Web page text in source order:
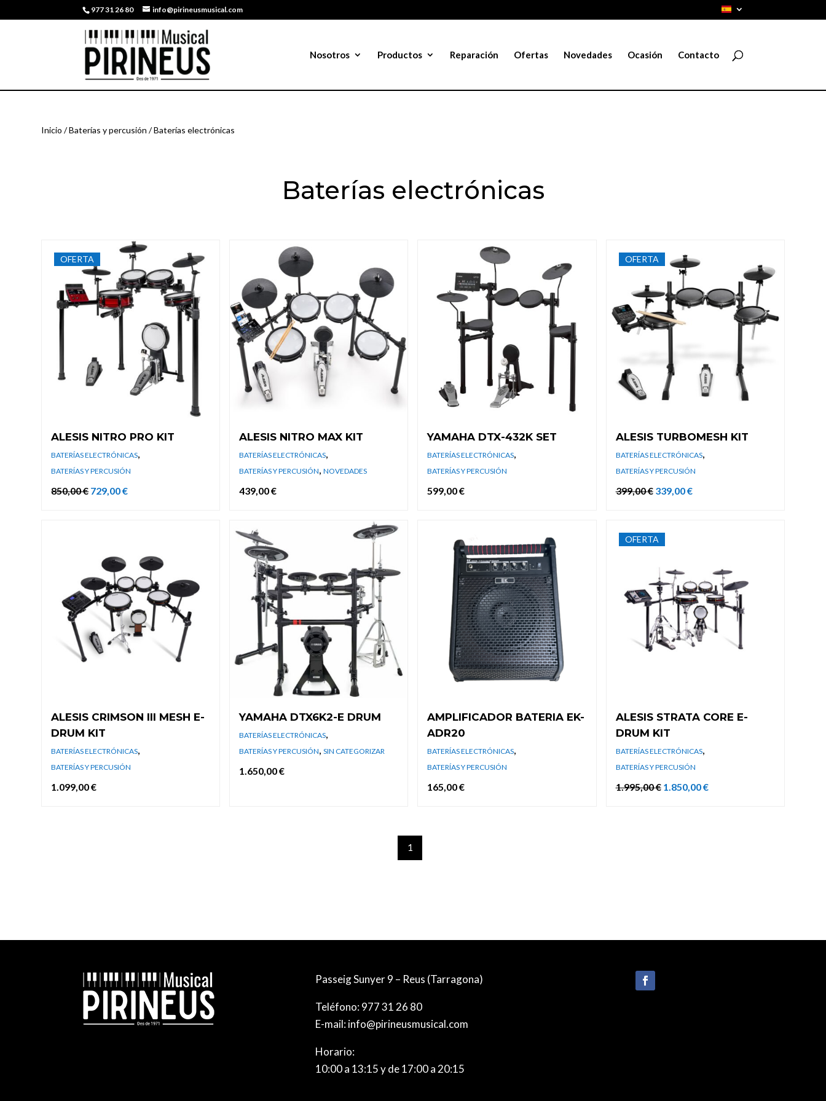
977 31 26 80 info@pirineusmusical.com
Nosotros Productos Reparación Ofertas Novedades Ocasión Contacto
Inicio /Baterías y percusión / Baterías electrónicas
Baterías electrónicas
OFERTA
ALESIS NITRO PRO KIT
BATERÍAS ELECTRÓNICAS,
BATERÍAS Y PERCUSIÓN
850,00€El
precio
729,00€El
ALESIS NITRO MAX KIT
BATERÍAS ELECTRÓNICAS,
BATERÍAS Y PERCUSIÓN,NOVEDADES
439,00€
YAMAHA DTX-432K SET
BATERÍAS ELECTRÓNICAS,
BATERÍAS Y PERCUSIÓN
599,00€
OFERTA
ALESIS TURBOMESH KIT
BATERÍAS ELECTRÓNICAS,
BATERÍAS Y PERCUSIÓN
399,00€ El
precio
339,00€El
ALESIS CRIMSON III MESH E-
DRUM KIT
BATERÍAS ELECTRÓNICAS,
BATERÍAS Y PERCUSIÓN
1.099,00€
YAMAHA DTX6K2-E DRUM
BATERÍAS ELECTRÓNICAS,
BATERÍAS Y PERCUSIÓN,SIN CATEGORIZAR
1.650,00€
AMPLIFICADOR BATERIA EK-
ADR20
BATERÍAS ELECTRÓNICAS,
BATERÍAS Y PERCUSIÓN
165,00€
OFERTA
ALESIS STRATA CORE E-
DRUM KIT
BATERÍAS ELECTRÓNICAS,
BATERÍAS Y PERCUSIÓN
1.995,00€ El
precio
1.850,00€El
1
Passeig Sunyer 9 – Reus (Tarragona)
Teléfono: 977 31 26 80
E-mail: info@pirineusmusical.com
Horario:
10:00 a 13:15 y de 17:00 a 20:15